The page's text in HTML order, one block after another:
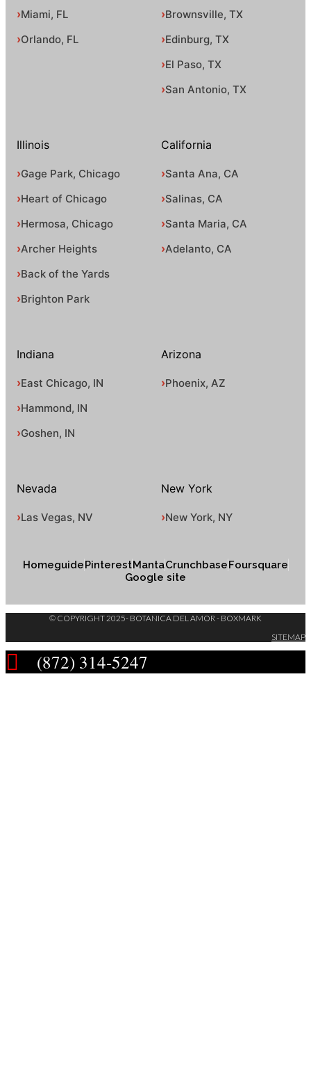
Miami, FL
Orlando, FL
Brownsville, TX
Edinburg, TX
El Paso, TX
San Antonio, TX
Illinois
Gage Park, Chicago
Heart of Chicago
Hermosa, Chicago
Archer Heights
Back of the Yards
Brighton Park
California
Santa Ana, CA
Salinas, CA
Santa Maria, CA
Adelanto, CA
Indiana
East Chicago, IN
Hammond, IN
Goshen, IN
Arizona
Phoenix, AZ
Nevada
Las Vegas, NV
New York
New York, NY
HomeguidePinterestMantaCrunchbaseFoursquare
Google site
© COPYRIGHT 2025- BOTANICA DEL AMOR - BOXMARK
SITEMAP
(872) 314-5247